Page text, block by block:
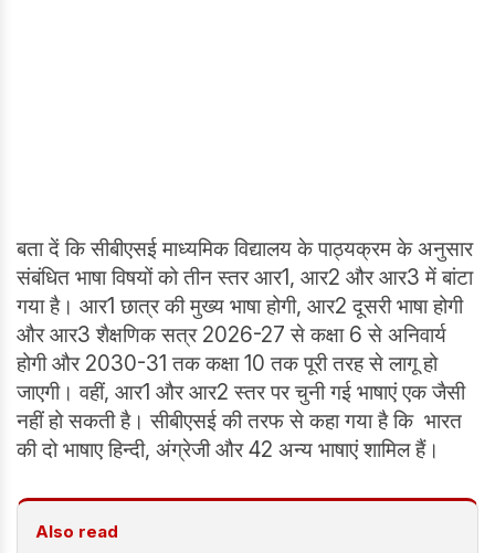
बता दें कि सीबीएसई माध्यमिक विद्यालय के पाठ्यक्रम के अनुसार
संबंधित भाषा विषयों को तीन स्तर आर1, आर2 और आर3 में बांटा
गया है। आर1 छात्र की मुख्य भाषा होगी, आर2 दूसरी भाषा होगी
और आर3 शैक्षणिक सत्र 2026-27 से कक्षा 6 से अनिवार्य
होगी और 2030-31 तक कक्षा 10 तक पूरी तरह से लागू हो
जाएगी। वहीं, आर1 और आर2 स्तर पर चुनी गई भाषाएं एक जैसी
नहीं हो सकती है। सीबीएसई की तरफ से कहा गया है कि भारत
की दो भाषाए हिन्दी, अंग्रेजी और 42 अन्य भाषाएं शामिल हैं।
Also read